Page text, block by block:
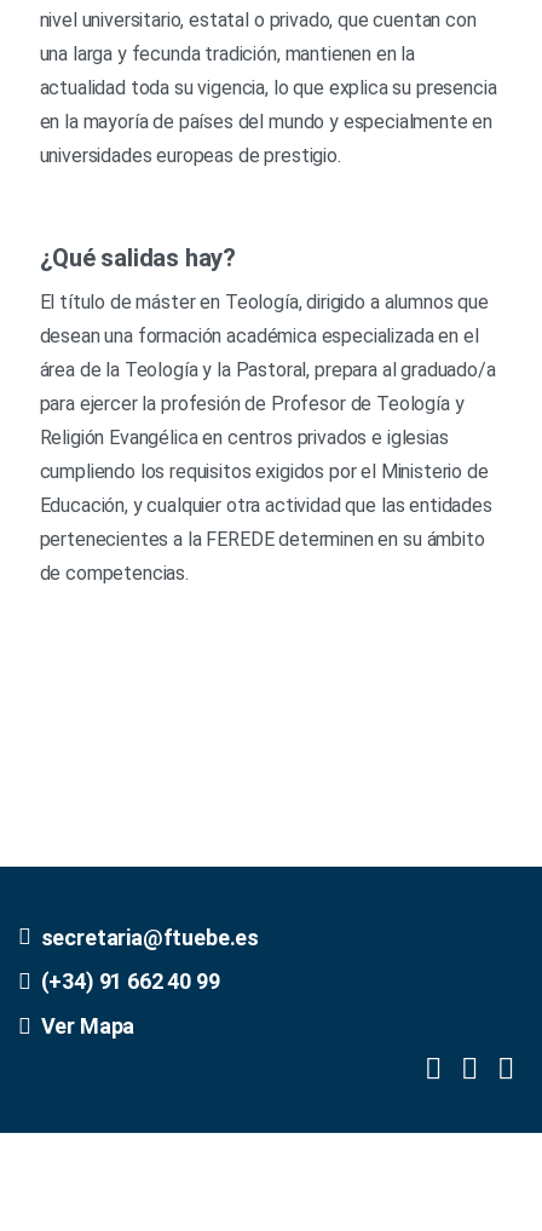
nivel universitario, estatal o privado, que cuentan con
una larga y fecunda tradición, mantienen en la
actualidad toda su vigencia, lo que explica su presencia
en la mayoría de países del mundo y especialmente en
universidades europeas de prestigio.
¿Qué salidas hay?
El título de máster en Teología, dirigido a alumnos que
desean una formación académica especializada en el
área de la Teología y la Pastoral, prepara al graduado/a
para ejercer la profesión de Profesor de Teología y
Religión Evangélica en centros privados e iglesias
cumpliendo los requisitos exigidos por el Ministerio de
Educación, y cualquier otra actividadque las entidades
pertenecientes a la FEREDEdeterminenen su ámbito
de competencias.
secretaria@ftuebe.es
(+34) 91 662 40 99
Ver Mapa